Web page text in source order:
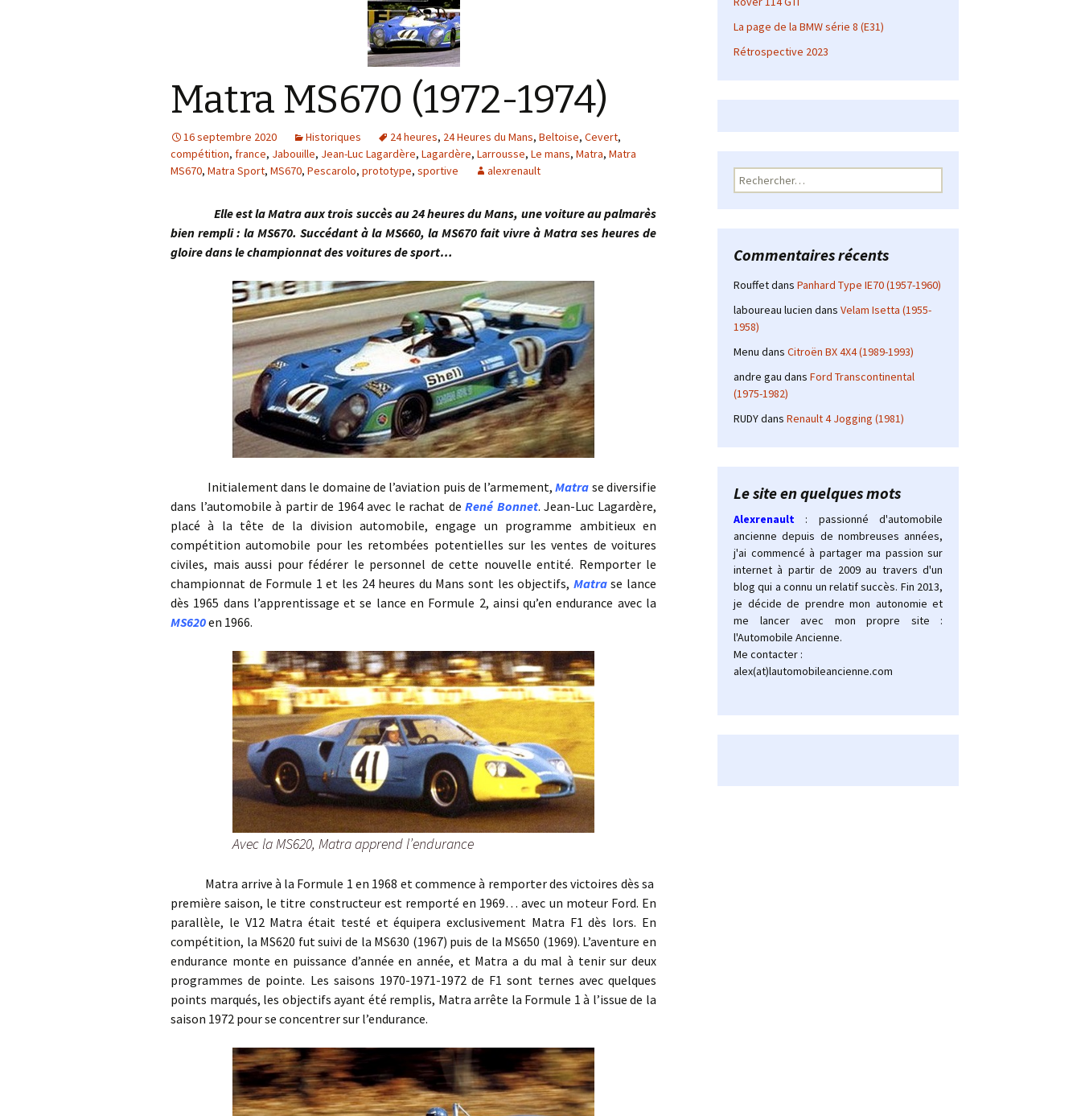
Matra MS670 (1972-1974)
16 septembre 2020 Historiques 24 heures, 24 Heures du Mans, Beltoise, Cevert,
compétition, france, Jabouille, Jean-Luc Lagardère, Lagardère, Larrousse, Le mans, Matra, Matra
MS670, Matra Sport, MS670, Pescarolo, prototype, sportive alexrenault
Elle est la Matra aux trois succès au 24 heures du Mans, une voiture au palmarès
bien rempli : la MS670. Succédant à la MS660, la MS670 fait vivre à Matra ses heures de
gloire dans le championnat des voitures de sport…
Initialement dans le domaine de l’aviation puis de l’armement,Matra se diversifie
dans l’automobile à partir de 1964 avec le rachat deRené Bonnet. Jean-Luc Lagardère,
placé à la tête de la division automobile, engage un programme ambitieux en
compétition automobile pour les retombées potentielles sur les ventes de voitures
civiles, mais aussi pour fédérer le personnel de cette nouvelle entité. Remporter le
championnat de Formule 1 et les 24 heures du Mans sont les objectifs, Matra se lance
dès 1965 dans l’apprentissage et se lance en Formule 2, ainsi qu’en endurance avec la
MS620en 1966.
Avec la MS620, Matra apprend l’endurance
Matra arrive à la Formule 1 en 1968 et commence à remporter des victoires dès sa
première saison, le titre constructeur est remporté en 1969… avec un moteur Ford. En
parallèle, le V12 Matra était testé et équipera exclusivement Matra F1 dès lors. En
compétition, la MS620 fut suivi de la MS630 (1967) puis de la MS650 (1969). L’aventure en
endurance monte en puissance d’année en année, et Matra a du mal à tenir sur deux
programmes de pointe. Les saisons 1970-1971-1972 de F1 sont ternes avec quelques
points marqués, les objectifs ayant été remplis, Matra arrête la Formule 1 à l’issue de la
saison 1972 pour se concentrer sur l’endurance.
La page de la BMW série 8 (E31)
Rétrospective 2023
Rechercher :
Commentaires récents
Rouffetdans Panhard Type IE70 (1957-1960)
laboureau lucien dans Velam Isetta (1955-
1958)
Menu dans Citroën BX 4X4 (1989-1993)
andre gau dans Ford Transcontinental
(1975-1982)
RUDYdans Renault 4 Jogging (1981)
Le site en quelques mots
Alexrenault
: passionné d'automobile
ancienne depuis de nombreuses années,
j'ai commencé à partager ma passion sur
internet à partir de 2009 au travers d'un
blog qui a connu un relatif succès. Fin 2013,
je décide de prendre mon autonomie et
me lancer avec mon propre site :
l'Automobile Ancienne.
Me contacter :
alex(at)lautomobileancienne.com